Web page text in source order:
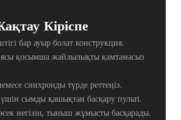
Кіріспе
бар ауыр болат конструкция.
қосымша жайлылықты қамтамасыз
синхронды түрде реттеңіз.
сымды қашықтан басқару пульті.
негізін, тыныш жұмысты басқарады.